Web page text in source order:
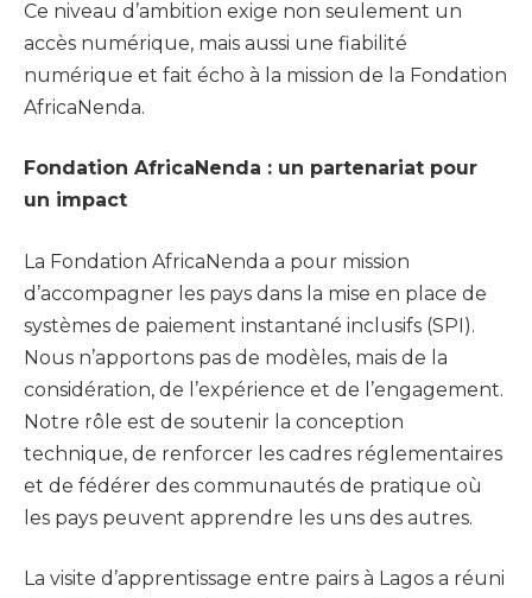
Ce niveau d’ambition exige non seulement un
accès numérique, mais aussi une fiabilité
numérique et fait écho à la mission de la Fondation
AfricaNenda.
Fondation AfricaNenda : un partenariat pour
un impact
La Fondation AfricaNenda a pour mission
d’accompagner les pays dans la mise en place de
systèmes de paiement instantané inclusifs (SPI).
Nous n’apportons pas de modèles, mais de la
considération, de l’expérience et de l’engagement.
Notre rôle est de soutenir la conception
technique, de renforcer les cadres réglementaires
et de fédérer des communautés de pratique où
les pays peuvent apprendre les uns des autres.
La visite d’apprentissage entre pairs à Lagos a réuni